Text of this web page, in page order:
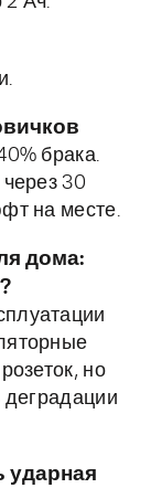
брака.
30
на месте.
дома:
но
деградации
ударная